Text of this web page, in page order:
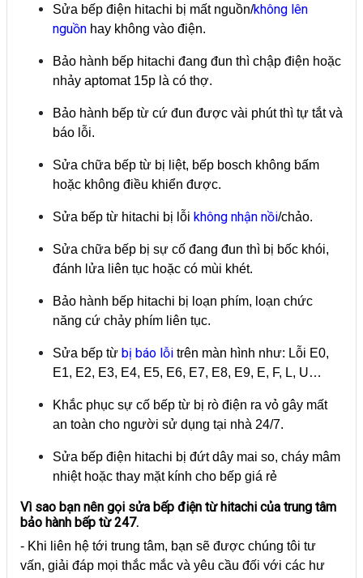
Sửa bếp điện hitachi bị mất nguồn/không lên
nguồn hay không vào điện.
Bảo hành bếp hitachi đang đun thì chập điện hoặc
nhảy aptomat 15p là có thợ.
Bảo hành bếp từ cứ đun được vài phút thì tự tắt và
báo lỗi.
Sửa chữa bếp từ bị liệt, bếp bosch không bấm
hoặc không điều khiển được.
Sửa bếp từ hitachi bị lỗi không nhận nồi/chảo.
Sửa chữa bếp bị sự cố đang đun thì bị bốc khói,
đánh lửa liên tục hoặc có mùi khét.
Bảo hành bếp hitachi bị loạn phím, loạn chức
năng cứ chảy phím liên tục.
Sửa bếp từ bị báo lỗi trên màn hình như: Lỗi E0,
E1, E2, E3, E4, E5, E6, E7, E8, E9, E, F, L, U…
Khắc phục sự cố bếp từ bị rò điện ra vỏ gây mất
an toàn cho người sử dụng tại nhà 24/7.
Sửa bếp điện hitachi bị đứt dây mai so, cháy mâm
nhiệt hoặc thay mặt kính cho bếp giá rẻ
Vì sao bạn nên gọi sửa bếp điện từ hitachi của trung tâm
bảo hành bếp từ 247.
- Khi liên hệ tới trung tâm, bạn sẽ được chúng tôi tư
vấn, giải đáp mọi thắc mắc và yêu cầu đối với các hư